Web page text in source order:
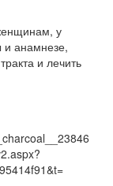
у
и анамнезе,
и лечить